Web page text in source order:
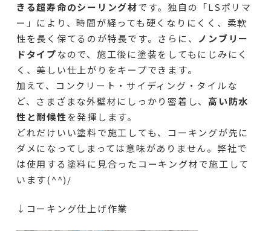
きる超寿命のシーリング材です。独自の「LSポリマ
ー」により、時間が経っても硬くなりにくく、柔軟
性を長く保てるのが特長です。さらに、 ノンブリー
ドタイプなので、施工後に塗装をしてもにじみにく
く、美しい仕上がりをキープできます。
加えて、コンクリート・サイディング・タイルな
ど、さまざまな外壁材にしっかり密着し、 高い防水
性と耐候性を発揮します。
どれだけいい塗料で施工しても、コーキングが先に
ダメになってしまっては意味がありません。弊社で
は使用する塗料に見合ったコーキング材で施工して
います(^^)/
↓コーキング仕上げ作業